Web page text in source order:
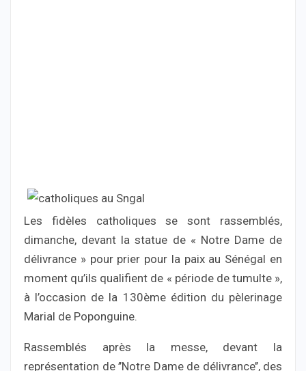
Les fidèles catholiques se sont rassemblés,
dimanche, devant la statue de « Notre Dame de
délivrance » pour prier pour la paix au Sénégal en
moment qu’ils qualifient de « période de tumulte »,
à l’occasion de la 130ème édition du pèlerinage
Marial de Poponguine.
Rassemblés après la messe, devant la
représentation de ’’Notre Dame de délivrance’’, des